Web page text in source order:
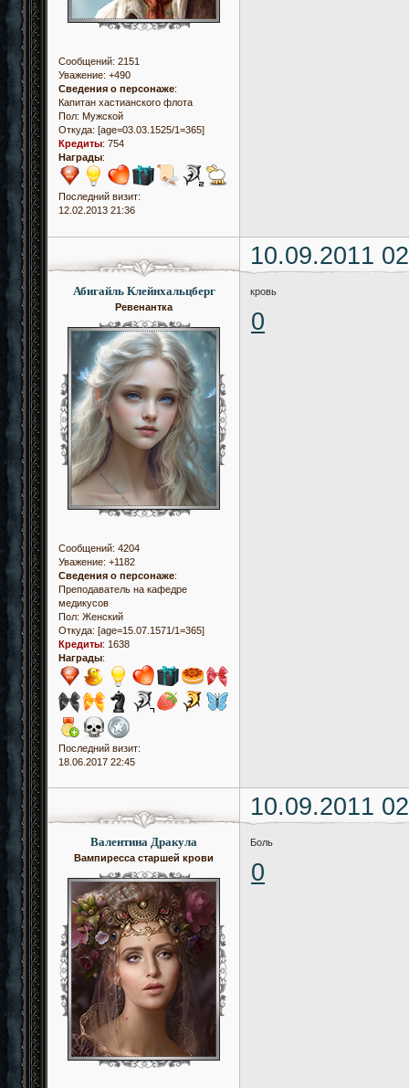
Сообщений: 2151
Уважение: +490
Сведения о персонаже:
Капитан хастианского флота
Пол: Мужской
Откуда: [age=03.03.1525/1=365]
Кредиты: 754
Награды:
Последний визит:
12.02.2013 21:36
10.09.2011
Абигайль Клейнхальцберг
Ревенантка
Сообщений: 4204
Уважение: +1182
Сведения о персонаже:
Преподаватель на кафедре
медикусов
Пол: Женский
Откуда: [age=15.07.1571/1=365]
Кредиты: 1638
Награды:
Последний визит:
18.06.2017 22:45
кровь
0
10.09.2011
Валентина Дракула
Вампиресса старшей крови
Боль
0